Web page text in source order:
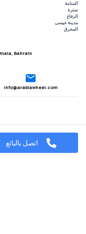
اتصل بالبائع
المنامة
سترة
الرفاع
مدينة عيسى
المحرق
Info@arabiawheel.com
Bahrain